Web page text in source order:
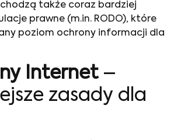
także coraz bardziej
prawne (m.in. RODO), które
poziom ochrony informacji dla
Internet–
zasady dla